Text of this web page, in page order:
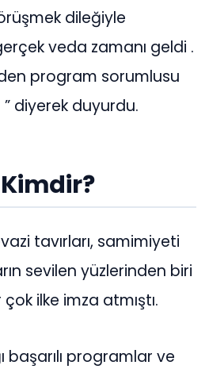
dileğiyle
veda zamanı geldi .
program sorumlusu
” diyerek duyurdu.
tavırları, samimiyeti
sevilen yüzlerinden biri
ilke imza atmıştı.
başarılı programlar ve